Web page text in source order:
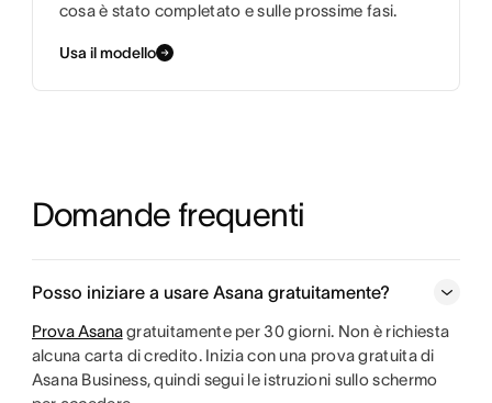
cosa è stato completato e sulle prossime fasi.
Usa il modello
Domande frequenti
Posso iniziare a usare Asana gratuitamente?
Prova Asanagratuitamente per 30 giorni. Non è richiesta
alcuna carta di credito. Inizia con una prova gratuita di
Asana Business, quindi segui le istruzioni sullo schermo